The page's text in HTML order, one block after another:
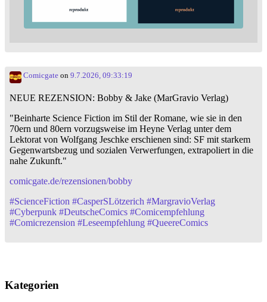
Comicgate on 9.7.2026, 09:33:19
NEUE REZENSION: Bobby & Jake (MarGravio Verlag)
"Beinharte Science Fiction im Stil der Romane, wie sie in den
70ern und 80ern vorzugsweise im Heyne Verlag unter dem
Lektorat von Wolfgang Jeschke erschienen sind: SF mit starkem
Gegenwartsbezug und sozialen Verwerfungen, extrapoliert in die
nahe Zukunft."
comicgate.de/rezensionen/bobby
#ScienceFiction #CasperSLötzerich #MargravioVerlag
#Cyberpunk #DeutscheComics #Comicempfehlung
#Comicrezension #Leseempfehlung #QueereComics
Kategorien